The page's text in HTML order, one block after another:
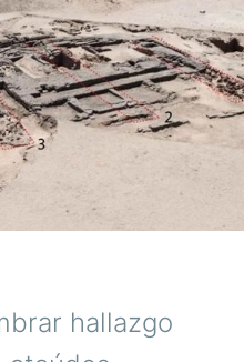
hallazgo